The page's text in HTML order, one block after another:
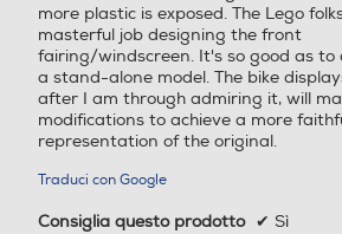
more plastic is exposed. The Lego
masterful job designing the front
fairing/windscreen. It's so good as to
a stand-alone model. The bike
after I am through admiring it, will
modifications to achieve a more
representation of the original.
Traduci con Google
Consiglia questo prodotto ✔ Sì